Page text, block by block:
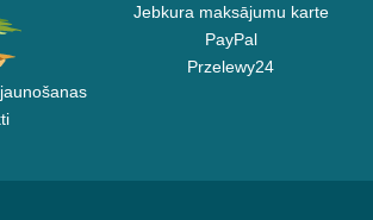
Jebkura maksājumu karte
PayPal
Przelewy24